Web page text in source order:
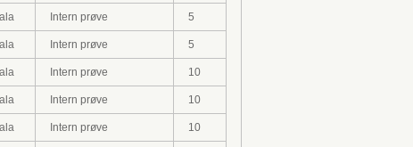
Intern prøve 5
Intern prøve 5
Intern prøve 10
Intern prøve 10
Intern prøve 10